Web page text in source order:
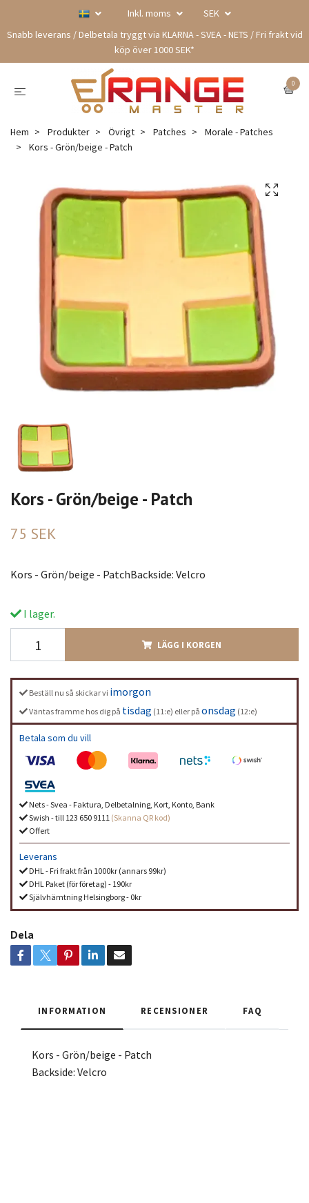
Inkl. moms
SEK
Snabb leverans / Delbetala tryggt via KLARNA - SVEA - NETS / Fri frakt vid
köp över 1000 SEK*
0
Hem Produkter Övrigt Patches
Morale - Patches
Kors - Grön/beige - Patch
Kors - Grön/beige - Patch
75 SEK
Kors - Grön/beige - PatchBackside: Velcro
I lager.
LÄGG I KORGEN
Beställ nu så skickar vi imorgon
Väntas framme hos dig på tisdag (11:e) eller på onsdag (12:e)
Betala som du vill
Nets - Svea - Faktura, Delbetalning, Kort, Konto, Bank
Swish - till 123 650 9111 (Skanna QR kod)
Offert
Leverans
DHL - Fri frakt från 1000kr (annars 99kr)
DHL Paket (för företag) - 190kr
Självhämtning Helsingborg - 0kr
Dela
INFORMATION RECENSIONER FAQ
Kors - Grön/beige - Patch
Backside: Velcro